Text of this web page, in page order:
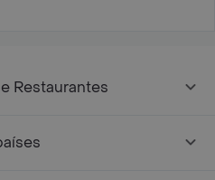
Restaurantes